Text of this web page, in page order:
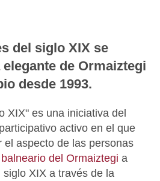
del siglo XIX se
de Ormaiztegi
desde 1993.
XIX" es una iniciativa del
activo en el que
aspecto de las personas
balneario del Ormaiztegi a
XIX a través de la